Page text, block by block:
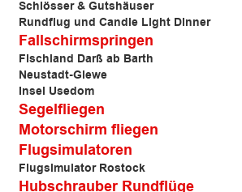
Schlösser & Gutshäuser
Rundflug und Candle Light Dinner
Fallschirmspringen
Fischland Darß ab Barth
Neustadt-Glewe
Insel Usedom
Segelfliegen
Motorschirm fliegen
Flugsimulatoren
Flugsimulator Rostock
Hubschrauber Rundflüge